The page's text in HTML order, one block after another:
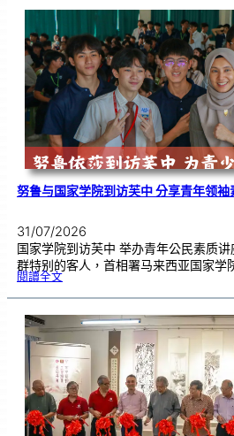
6
0
《
奏
花
悦
韵
》
圆
满
演
出
努鲁与国家学院到访芙中 分享青年领袖
31/07/2026
国家学院到访芙中 举办青年公民素质
群特别的客人，首相署马来西亚国家学
閱讀全文:努
国
学
院
到
访
中
分
享
青
年
领
袖
素
质
讲
座